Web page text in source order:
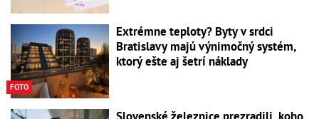
FOTO
Extrémne teploty? Byty v srdci
Bratislavy majú výnimočný systém,
ktorý ešte aj šetrí náklady